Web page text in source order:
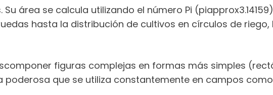
área se calcula utilizando el número Pi
hasta la distribución de cultivos en círculos de
figuras complejas en formas más simples
que se utiliza constantemente en campos